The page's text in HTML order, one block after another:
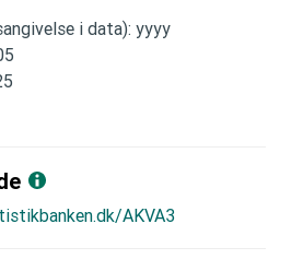
i data): yyyy
AKVA3